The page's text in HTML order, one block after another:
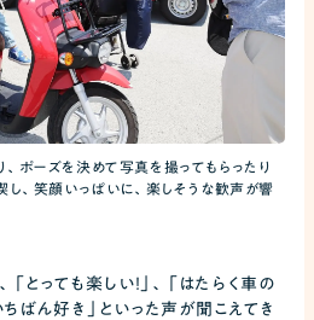
、ポーズを決めて写真を撮ってもらったり
、笑顔いっぱいに、楽しそうな歓声が響
とっても楽しい！」、「はたらく車の
ばん好き」といった声が聞こえてき